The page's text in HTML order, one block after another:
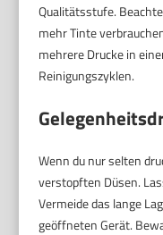
Qualitätsstufe.
mehr Tinte
mehrere Drucke in
Reinigungszyklen.
Wenn du nur selten
verstopften Düsen.
Vermeide das lange
geöffneten Gerät.